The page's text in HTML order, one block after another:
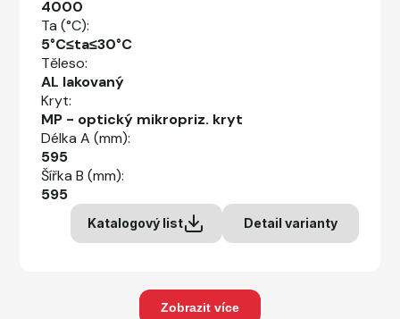
4000
Ta (°C):
5°C≤ta≤30°C
Těleso:
AL lakovaný
Kryt:
MP - optický mikropriz. kryt
Délka A (mm):
595
Šířka B (mm):
595
Katalogový list Detail varianty
Zobrazit více